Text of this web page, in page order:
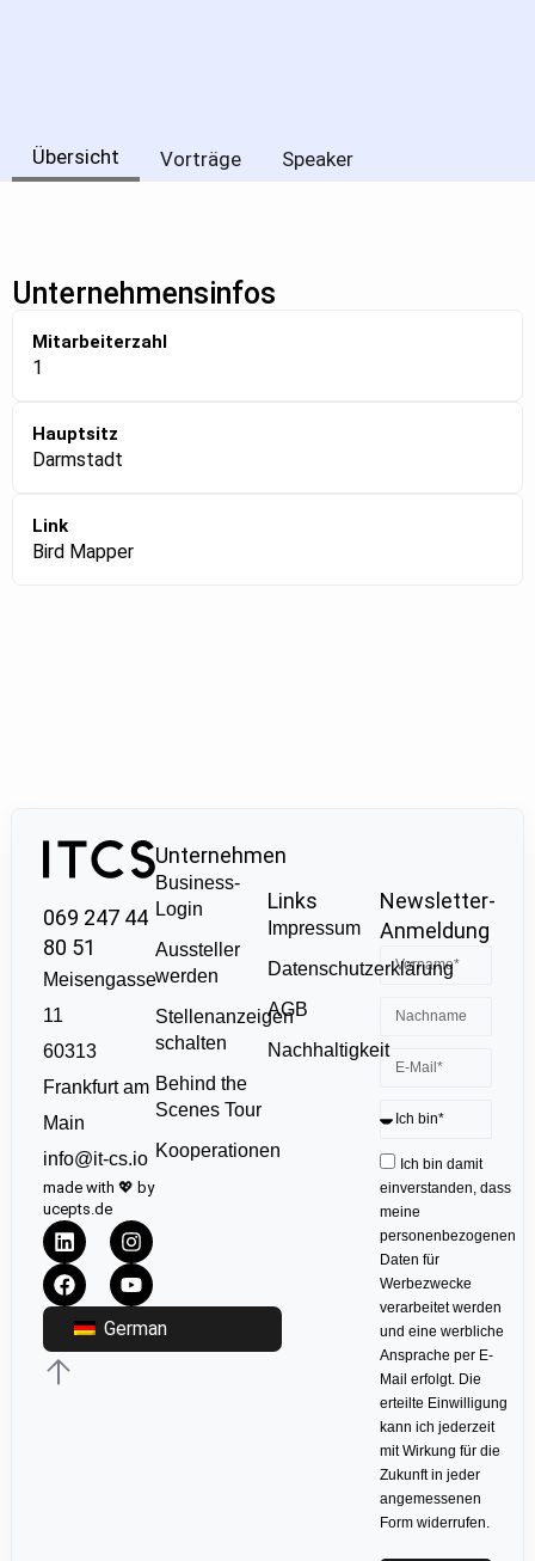
Übersicht Vorträge Speaker
Unternehmensinfos
Mitarbeiterzahl
1
Hauptsitz
Darmstadt
Link
Bird Mapper
069 247 44
80 51
Meisengasse
11
60313
Frankfurt am
Main
info@it-cs.io
made with 💖 by
ucepts.de
German
Unternehmen
Business-
Login
Aussteller
werden
Stellenanzeigen
schalten
Behind the
Scenes Tour
Kooperationen
Links
Impressum
Datenschutzerklärung
AGB
Nachhaltigkeit
Newsletter-
Anmeldung
Ich bin damit
einverstanden, dass
meine
personenbezogenen
Daten für
Werbezwecke
verarbeitet werden
und eine werbliche
Ansprache per E-
Mail erfolgt. Die
erteilte Einwilligung
kann ich jederzeit
mit Wirkung für die
Zukunft in jeder
angemessenen
Form widerrufen.